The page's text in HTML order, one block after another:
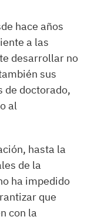
hace años
a las
desarrollar no
sus
de doctorado,
al
hasta la
de la
ha impedido
que
con la